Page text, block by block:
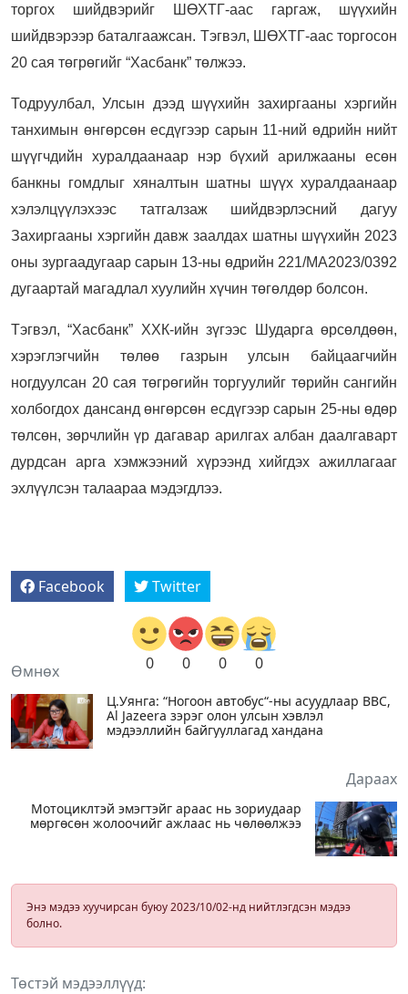
торгох шийдвэрийг ШӨХТГ-аас гаргаж, шүүхийн
шийдвэрээр баталгаажсан. Тэгвэл, ШӨХТГ-аас торгосон
20 сая төгрөгийг “Хасбанк” төлжээ.
Тодруулбал, Улсын дээд шүүхийн захиргааны хэргийн
танхимын өнгөрсөн есдүгээр сарын 11-ний өдрийн нийт
шүүгчдийн хуралдаанаар нэр бүхий арилжааны есөн
банкны гомдлыг хяналтын шатны шүүх хуралдаанаар
хэлэлцүүлэхээс татгалзаж шийдвэрлэсний дагуу
Захиргааны хэргийн давж заалдах шатны шүүхийн 2023
оны зургаадугаар сарын 13-ны өдрийн 221/МА2023/0392
дугаартай магадлал хуулийн хүчин төгөлдөр болсон.
Тэгвэл, “Хасбанк” ХХК-ийн зүгээс Шударга өрсөлдөөн,
хэрэглэгчийн төлөө газрын улсын байцаагчийн
ногдуулсан 20 сая төгрөгийн торгуулийг төрийн сангийн
холбогдох дансанд өнгөрсөн есдүгээр сарын 25-ны өдөр
төлсөн, зөрчлийн үр дагавар арилгах албан даалгаварт
дурдсан арга хэмжээний хүрээнд хийгдэх ажиллагааг
эхлүүлсэн талаараа мэдэгдлээ.
Facebook Twitter
0 0 0 0
Өмнөх
Ц.Уянга: “Ногоон автобус“-ны асуудлаар BBC,
Al Jazeera зэрэг олон улсын хэвлэл
мэдээллийн байгууллагад хандана
Дараах
Мотоциклтэй эмэгтэйг араас нь зориудаар
мөргөсөн жолоочийг ажлаас нь чөлөөлжээ
Энэ мэдээ хуучирсан буюу 2023/10/02-нд нийтлэгдсэн мэдээ
болно.
Төстэй мэдээллүүд: